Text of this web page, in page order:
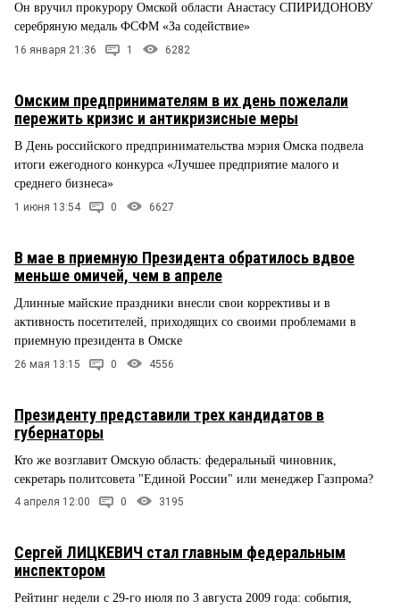
Он вручил прокурору Омской области Анастасу СПИРИДОНОВУ
серебряную медаль ФСФМ «За содействие»
16 января 21:36 1 6282
Омским предпринимателям в их день пожелали
пережить кризис и антикризисные меры
В День российского предпринимательства мэрия Омска подвела
итоги ежегодного конкурса «Лучшее предприятие малого и
среднего бизнеса»
1 июня 13:54 0 6627
В мае в приемную Президента обратилось вдвое
меньше омичей, чем в апреле
Длинные майские праздники внесли свои коррективы и в
активность посетителей, приходящих со своими проблемами в
приемную президента в Омске
26 мая 13:15 0 4556
Президенту представили трех кандидатов в
губернаторы
Кто же возглавит Омскую область: федеральный чиновник,
секретарь политсовета "Единой России" или менеджер Газпрома?
4 апреля 12:00 0 3195
Сергей ЛИЦКЕВИЧ стал главным федеральным
инспектором
Рейтинг недели с 29-го июля по 3 августа 2009 года: события,